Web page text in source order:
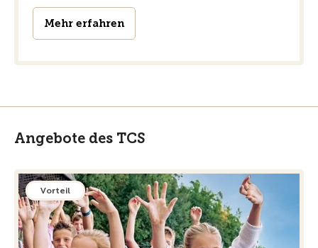
Mehr erfahren
Angebote des TCS
Vorteil